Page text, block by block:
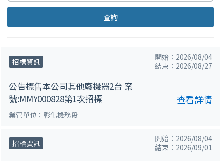
擇
查詢
招標資訊
開始：2026/08/04
結束：2026/08/27
公告標售本公司其他廢機器2台 案
號:MMY000828第1次招標
業管單位：彰化機務段
查看詳情
招標資訊
開始：2026/08/04
結束：2026/09/01